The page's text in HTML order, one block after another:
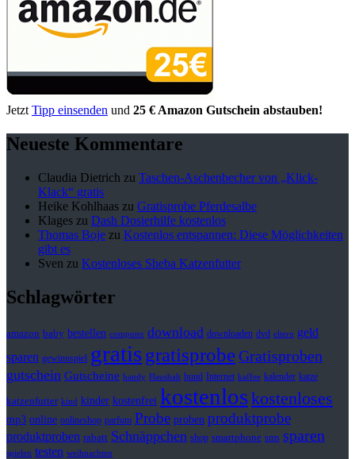
Jetzt Tipp einsenden und 25 € Amazon Gutschein abstauben!
Neueste Kommentare
Claudia Dietrich zu Taschen-Aschenbecher von „Klick-
Klack“ gratis
Heike Kohlhaas zu Gratisprobe Pferdesalbe
Klages zu Dash Dosierhilfe kostenlos
Thomas Boje zu Kostenlos entspannen: Diese Möglichkeiten
gibt es
Sven zu Kostenloses Sheba Katzenfutter
Schlagwörter
amazon baby bestellen computer download downloaden dvd eltern geld
sparen gewinnspiel gratisgratisprobeGratisproben
gutschein Gutscheine handy Haushalt hund Internet kaffee kalender katze
katzenfutter kind kinder kostenfrei kostenloskostenloses
mp3 online onlineshop parfum Probe proben produktprobe
produktproben rabatt Schnäppchen shop smartphone sms sparen
spielen testen weihnachten